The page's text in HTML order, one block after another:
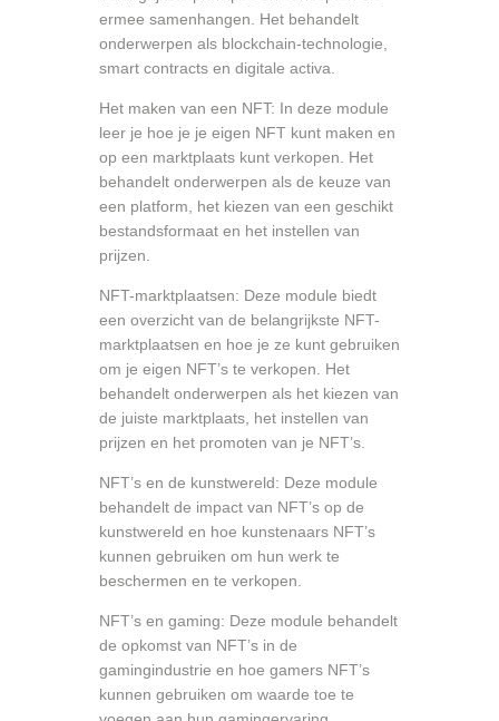
ermee samenhangen. Het behandelt
onderwerpen als blockchain-technologie,
smart contracts en digitale activa.
Het maken van een NFT: In deze module
leer je hoe je je eigen NFT kunt maken en
op een marktplaats kunt verkopen. Het
behandelt onderwerpen als de keuze van
een platform, het kiezen van een geschikt
bestandsformaat en het instellen van
prijzen.
NFT-marktplaatsen: Deze module biedt
een overzicht van de belangrijkste NFT-
marktplaatsen en hoe je ze kunt gebruiken
om je eigen NFT’s te verkopen. Het
behandelt onderwerpen als het kiezen van
de juiste marktplaats, het instellen van
prijzen en het promoten van je NFT’s.
NFT’s en de kunstwereld: Deze module
behandelt de impact van NFT’s op de
kunstwereld en hoe kunstenaars NFT’s
kunnen gebruiken om hun werk te
beschermen en te verkopen.
NFT’s en gaming: Deze module behandelt
de opkomst van NFT’s in de
gamingindustrie en hoe gamers NFT’s
kunnen gebruiken om waarde toe te